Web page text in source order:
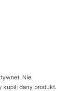
Nie
kupili dany produkt.